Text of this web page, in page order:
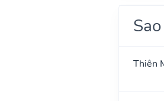
Thiên